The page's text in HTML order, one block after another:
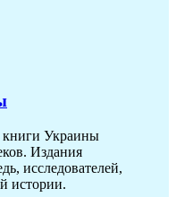
книги Украины
Издания
исследователей,
истории.